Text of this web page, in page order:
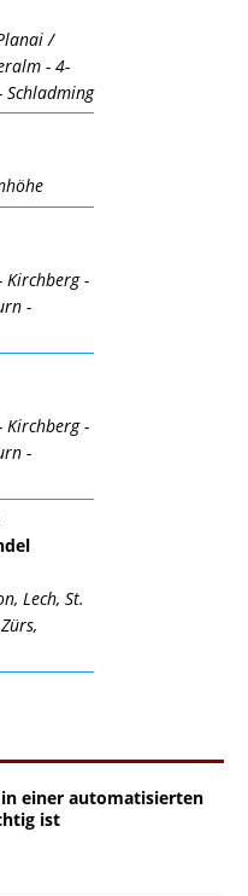
/
- 4-
Schladming
Kirchberg -
-
Kirchberg -
-
Lech, St.
einer automatisierten
ist